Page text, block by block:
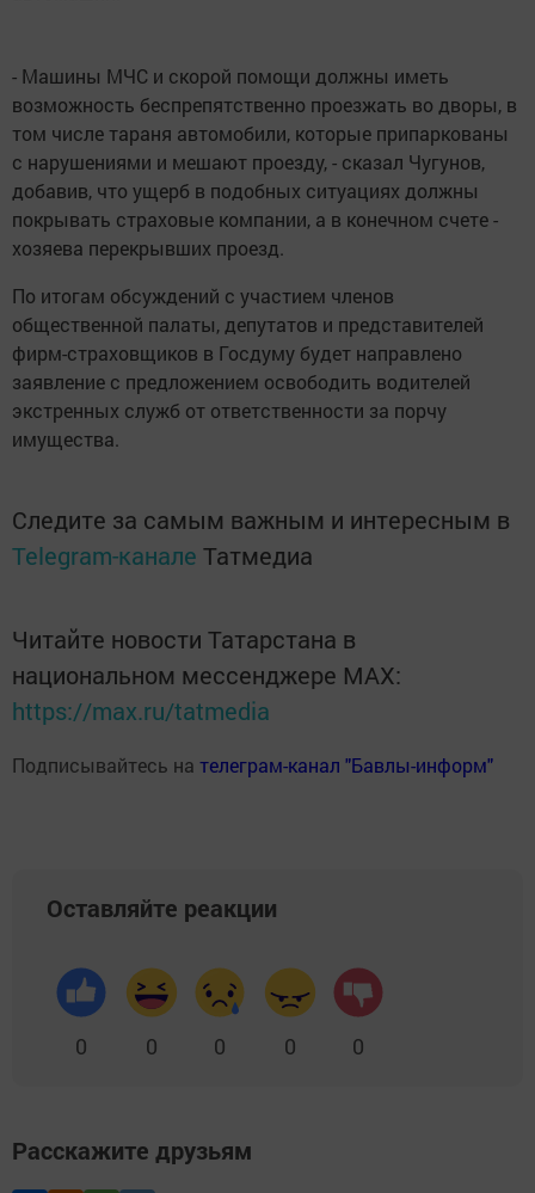
- Машины МЧС и скорой помощи должны иметь
возможность беспрепятственно проезжать во дворы, в
том числе тараня автомобили, которые припаркованы
с нарушениями и мешают проезду, - сказал Чугунов,
добавив, что ущерб в подобных ситуациях должны
покрывать страховые компании, а в конечном счете -
хозяева перекрывших проезд.
По итогам обсуждений с участием членов
общественной палаты, депутатов и представителей
фирм-страховщиков в Госдуму будет направлено
заявление с предложением освободить водителей
экстренных служб от ответственности за порчу
имущества.
Следите за самым важным и интересным в
Telegram-канале Татмедиа
Читайте новости Татарстана в
национальном мессенджере MАХ:
https://max.ru/tatmedia
Подписывайтесь на телеграм-канал "Бавлы-информ"
Оставляйте реакции
0 0 0 0 0
Расскажите друзьям